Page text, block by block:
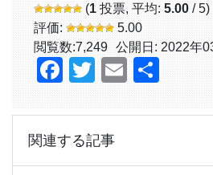
(1 投票, 平均: 5.00 / 5)
評価:
5.00
閲覧数:7,249 公開日: 2022年
Facebook
Twitter
Email
関連する記事